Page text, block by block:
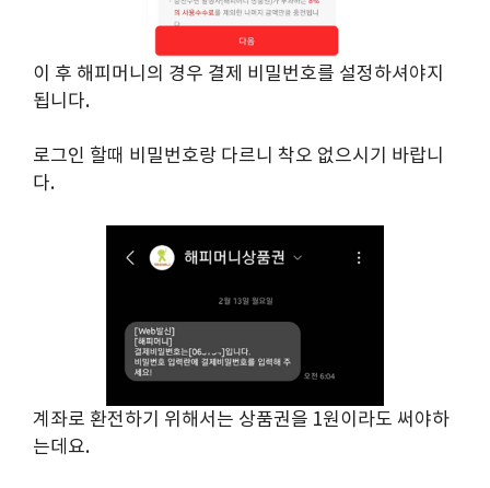
이 후 해피머니의 경우 결제 비밀번호를 설정하셔야지
됩니다.
로그인 할때 비밀번호랑 다르니 착오 없으시기 바랍니
다.
계좌로 환전하기 위해서는 상품권을 1원이라도 써야하
는데요.